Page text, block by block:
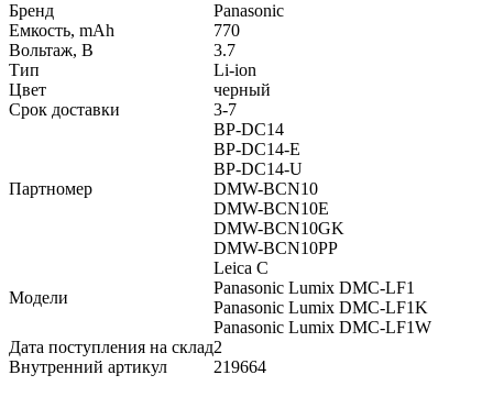
Бренд
Panasonic
Емкость, mAh
770
Вольтаж, В
3.7
Тип
Li-ion
Цвет
черный
Срок доставки
3-7
Партномер
BP-DC14
BP-DC14-E
BP-DC14-U
DMW-BCN10
DMW-BCN10E
DMW-BCN10GK
DMW-BCN10PP
Модели
Leica C
Panasonic Lumix DMC-LF1
Panasonic Lumix DMC-LF1K
Panasonic Lumix DMC-LF1W
Дата поступления на склад2
Внутренний артикул
219664